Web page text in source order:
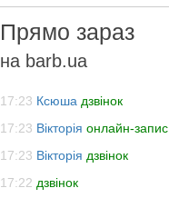
Прямо зараз
на barb.ua
17:23 Ксюша дзвінок
17:23 Вікторія онлайн-запис
17:23 Вікторія дзвінок
17:22 дзвінок